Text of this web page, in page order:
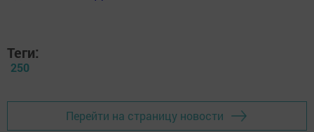
Теги:
250
Перейти на страницу новости